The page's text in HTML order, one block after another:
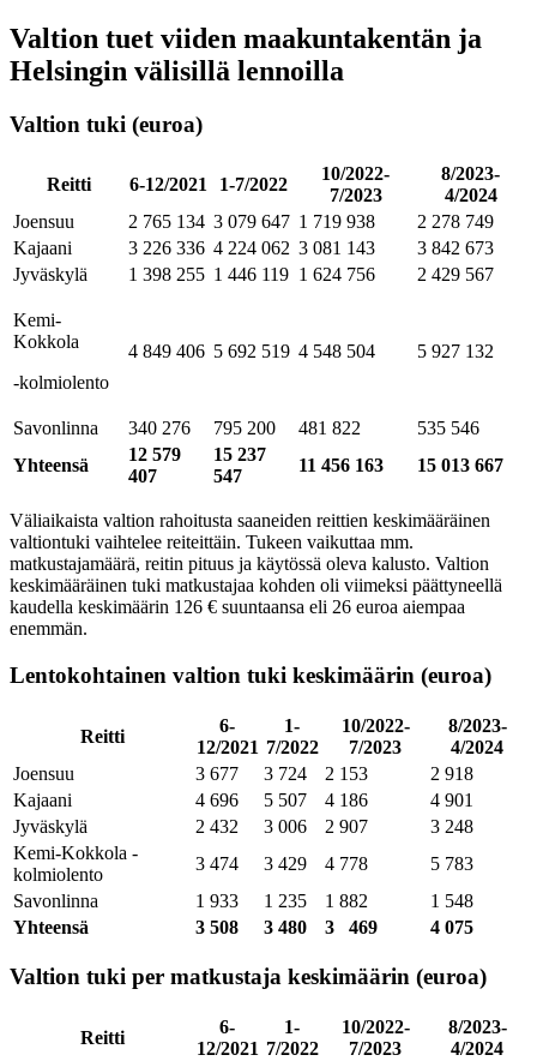
Valtion tuet viiden maakuntakentän ja
Helsingin välisillä lennoilla
Valtion tuki (euroa)
Reitti 6-12/2021 1-7/2022
10/2022-
7/2023
8/2023-
4/2024
Joensuu
2 765 134 3 079 647 1 719 938
2 278 749
Kajaani
3 226 336 4 224 062 3 081 143
3 842 673
Jyväskylä
1 398 255 1 446 119 1 624 756 2 429 567
Kemi-
Kokkola
-kolmiolento
4 849 406 5 692 519 4 548 504 5 927 132
Savonlinna 340 276 795 200 481 822
535 546
Yhteensä
12 579
407
15 237
547
11 456 163 15 013 667
Väliaikaista valtion rahoitusta saaneiden reittien keskimääräinen
valtiontuki vaihtelee reiteittäin. Tukeen vaikuttaa mm.
matkustajamäärä, reitin pituus ja käytössä oleva kalusto. Valtion
keskimääräinen tuki matkustajaa kohden oli viimeksi päättyneellä
kaudella keskimäärin 126 € suuntaansa eli 26 euroa aiempaa
enemmän.
Lentokohtainen valtion tuki keskimäärin (euroa)
Reitti
6-
12/2021
1-
7/2022
10/2022-
7/2023
8/2023-
4/2024
Joensuu
3 677 3 724 2 153
2 918
Kajaani
4 696 5 507 4 186
4 901
Jyväskylä
2 432 3 006 2 907
3 248
Kemi-Kokkola -
kolmiolento
3 474 3 429 4 778
5 783
Savonlinna
1 933 1 235 1 882
1 548
Yhteensä
3 508 3 480 3 469 4 075
Valtion tuki per matkustaja keskimäärin (euroa)
Reitti
6-
12/2021
1-
7/2022
10/2022-
7/2023
8/2023-
4/2024